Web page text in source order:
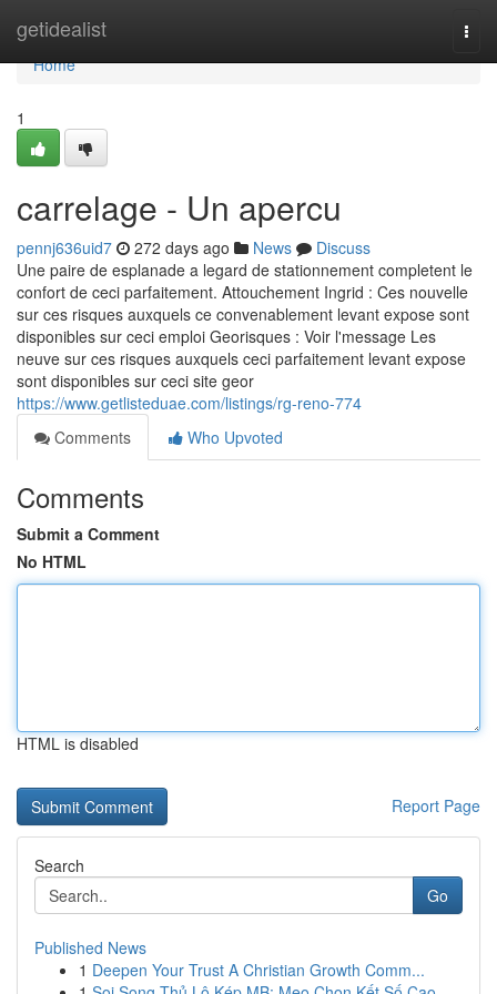
getidealist
Home
Home
1
carrelage - Un apercu
pennj636uid7 272 days ago News
Discuss
Une paire de esplanade a legard de stationnement completent le
confort de ceci parfaitement. Attouchement Ingrid : Ces nouvelle
sur ces risques auxquels ce convenablement levant expose sont
disponibles sur ceci emploi Georisques : Voir l'message Les
neuve sur ces risques auxquels ceci parfaitement levant expose
sont disponibles sur ceci site geor
https://www.getlisteduae.com/listings/rg-reno-774
Comments
Who Upvoted
Comments
Submit a Comment
No HTML
HTML is disabled
Report Page
Search
Go
Published News
1 Deepen Your Trust A Christian Growth Comm...